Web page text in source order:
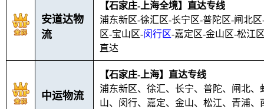
安道达物
流
【石家庄-上海全境】直达专线
浦东新区-徐汇区-长宁区-普陀区-闸北
区-宝山区-闵行区-嘉定区-金山区-松江
直达
中运物流
【石家庄-上海】直达专线
浦东新区、徐汇、长宁、普陀、闸北
山、闵行、嘉定、金山、松江、青浦